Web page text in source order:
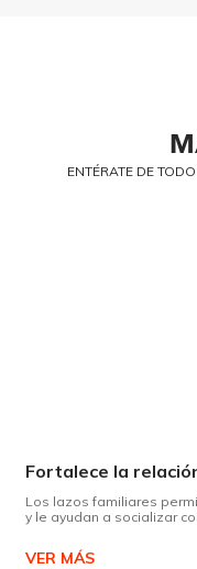
ENTÉRATE DE
Fortalece la
Los lazos familiares
y le ayudan a socializar
VER MÁS